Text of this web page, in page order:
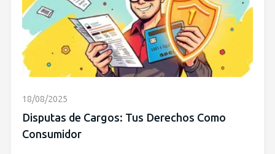
18/08/2025
Disputas de Cargos: Tus Derechos Como
Consumidor